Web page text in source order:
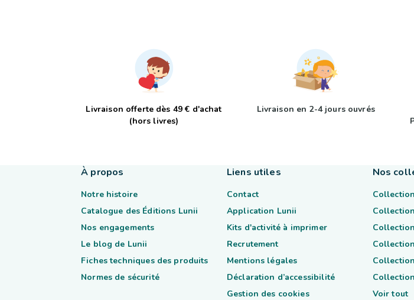
Livraison offerte dès 49 € d'achat
(hors livres)
Livraison en 2-4 jours ouvrés
À propos
Notre histoire
Catalogue des Éditions Lunii
Nos engagements
Le blog de Lunii
Fiches techniques des produits
Normes de sécurité
Liens utiles
Contact
Application Lunii
Kits d'activité à imprimer
Recrutement
Mentions légales
Déclaration d’accessibilité
Gestion des cookies
Nos
Voir tout